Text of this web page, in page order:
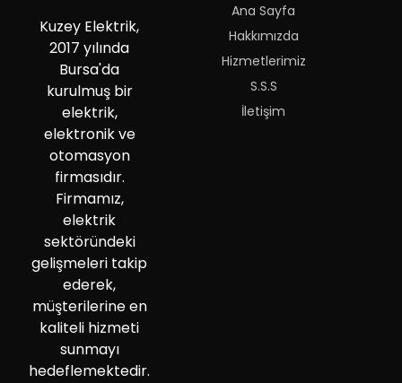
Kuzey Elektrik,
2017 yılında
Bursa'da
kurulmuş bir
elektrik,
elektronik ve
otomasyon
firmasıdır.
Firmamız,
elektrik
sektöründeki
gelişmeleri takip
ederek,
müşterilerine en
kaliteli hizmeti
sunmayı
hedeflemektedir.
Ana Sayfa
Hakkımızda
Hizmetlerimiz
S.S.S
İletişim